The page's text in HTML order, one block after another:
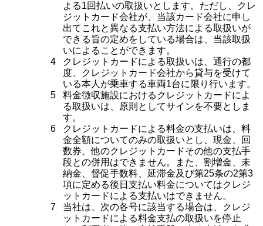
よる1回払いの取扱いとします。ただし、クレ
ジットカード会社が、当該カード会社に申し
出てこれと異なる支払い方法による取扱いが
できる旨の定めをしている場合は、当該取扱
いによることができます。
4
クレジットカードによる取扱いは、通行の都
度、クレジットカード会社から貸与を受けて
いる本人が乗車する車両1台に限り行います。
5 料金徴収施設におけるクレジットカードによ
る取扱いは、原則としてサインを不要としま
す。
6
クレジットカードによる料金の支払いは、料
金全額についてのみの取扱いとし、現金、回
数券、他のクレジットカードその他の支払手
段との併用はできません。また、割増金、未
納金、督促手数料、延滞金及び第25条の2第3
項に定める後日支払い料金についてはクレジ
ットカードによる支払いはできません。
7 当社は、次の各号に該当する場合は、クレジ
ットカードによる料金支払の取扱いを停止